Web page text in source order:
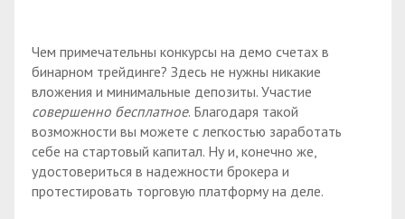
Чем примечательны конкурсы на демо счетах в
бинарном трейдинге? Здесь не нужны никакие
вложения и минимальные депозиты. Участие
совершенно бесплатное. Благодаря такой
возможности вы можете с легкостью заработать
себе на стартовый капитал. Ну и, конечно же,
удостовериться в надежности брокера и
протестировать торговую платформу на деле.